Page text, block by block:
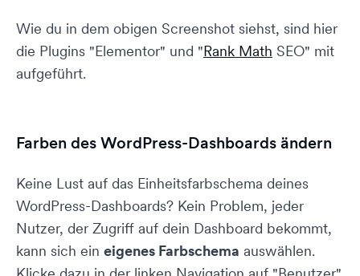
Wie du in dem obigen Screenshot siehst, sind hier
die Plugins "Elementor" und "Rank Math SEO" mit
aufgeführt.
Farben des WordPress-Dashboards ändern
Keine Lust auf das Einheitsfarbschema deines
WordPress-Dashboards? Kein Problem, jeder
Nutzer, der Zugriff auf dein Dashboard bekommt,
kann sich ein eigenes Farbschema auswählen.